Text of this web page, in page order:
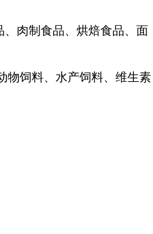
肉制食品、烘焙食品、面
饲料、水产饲料、维生素